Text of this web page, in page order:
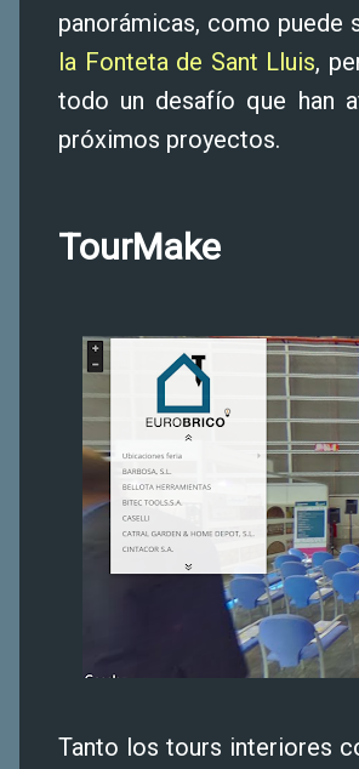
panorámicas, como puede
la Fonteta de Sant Lluis,
todo un desafío que han
próximos proyectos.
TourMake
Tanto los tours interiores